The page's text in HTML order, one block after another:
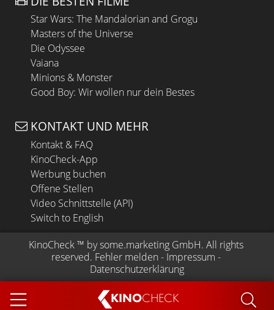
KINOCHECK
Star Wars: The Mandalorian and Grogu
Masters of the Universe
Die Odyssee
Vaiana
Minions & Monster
Good Boy: Wir wollen nur dein Bestes
KONTAKT UND MEHR
Kontakt & FAQ
KinoCheck-App
Werbung buchen
Offene Stellen
Video Schnittstelle (API)
Switch to English
KinoCheck ™ by some.marketing GmbH. All rights
reserved. Fehler melden - Impressum -
Datenschutzerklärung